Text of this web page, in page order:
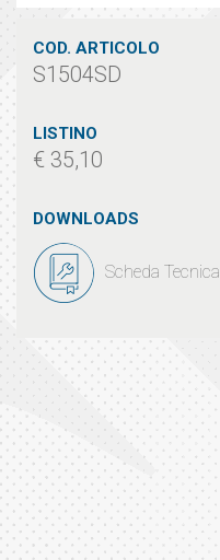
COD. ARTICOLO
S1504SD
LISTINO
€ 35,10
DOWNLOADS
Scheda Tecnica